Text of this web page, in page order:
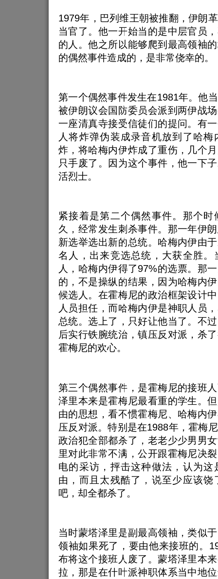
1979年，巴列维王朝被推翻，伊朗
当官了。他一开始当的是中层官员
的人。他之所以能够爬到最高领袖
的偶然事件造成的，是非常侥幸的。
第一个偶然事件发生在1981年。他
被伊朗议会国防委员会派到两伊战
一座清真寺接受信徒们的提问。有
人将炸弹伪装成录音机放到了哈
炸，将哈梅内伊炸成了重伤，几个
只手废了。因为这个事件，他一下
活烈士。
紧接着是第二个偶然事件。那个时
久，经常发生刺杀事件。那一年伊
新选举选出新的总统。哈梅内伊由
名人，出来竞选总统，大获全胜。
人，哈梅内伊得了97%的选票。那
的，不是操纵的结果，因为哈梅内
候选人。在霍梅尼的政治框架设计
人员担任，而哈梅内伊是神职人员
总统。选上了，只好让他当了。不
后实行铁腕统治，镇压反对派，杀
霍梅尼的欢心。
第三个偶然事件，是霍梅尼的接班
泽里本来是霍梅尼最看重的学生。
由的思想，看不惯霍梅尼、哈梅内
压反对派。特别是在1988年，霍梅
政治犯全部都杀了，老老少少男男
里对此非常不满，公开跟霍梅尼决
电的采访，抨击这种做法，认为这
由，而且太残酷了，说至少应该饶
吧，却全都杀了。
当时蒙塔泽里是副最高领袖，类似
领袖如果死了，要由他来接班的。
布将这个接班人废了。蒙塔泽里本
拉，那是在什叶派神职体系当中地